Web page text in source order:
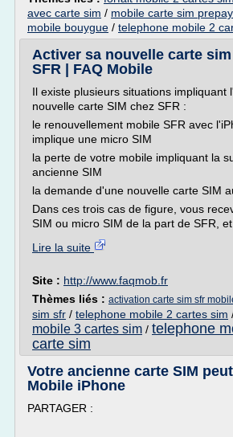
avec carte sim / mobile carte sim
mobile bouygue / telephone mobile 2
Activer sa nouvelle carte
SFR | FAQ Mobile
Il existe plusieurs situations impliquant
nouvelle carte SIM chez SFR :
le renouvellement mobile SFR avec
implique une micro SIM
la perte de votre mobile impliquant la
ancienne SIM
la demande d'une nouvelle carte SIM
Dans ces trois cas de figure, vous
SIM ou micro SIM de la part de SFR, et
Lire la suite
Site : http://www.faqmob.fr
Thèmes liés : activation carte sim sfr
sim sfr / telephone mobile 2 cartes sim
mobile 3 cartes sim / telephone
carte sim
Votre ancienne carte SIM
Mobile iPhone
PARTAGER :